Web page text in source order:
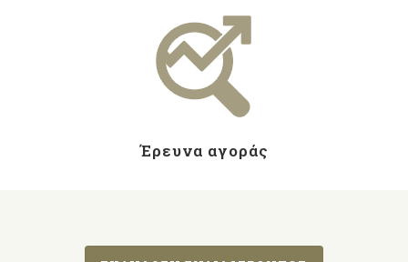
Έρευνα αγοράς